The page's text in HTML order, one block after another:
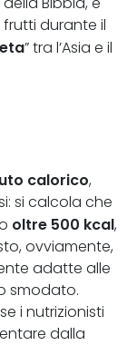
durante il
” tra l’Asia e il
calorico,
si calcola che
oltre 500 kcal,
ovviamente,
adatte alle
smodato.
i nutrizionisti
dalla